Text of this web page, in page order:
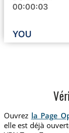
Ouvrez la Page
elle est déjà